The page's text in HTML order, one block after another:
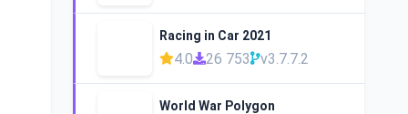
Racing in Car 2021
4.0 26 753 v3.7.7.2
World War Polygon